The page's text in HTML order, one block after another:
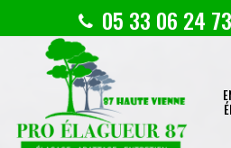
05 33 06 24 73